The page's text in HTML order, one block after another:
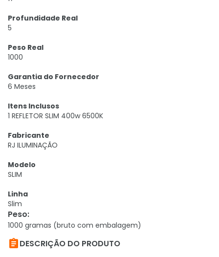
Profundidade Real
5
Peso Real
1000
Garantia do Fornecedor
6 Meses
Itens Inclusos
1 REFLETOR SLIM 400w 6500K
Fabricante
RJ ILUMINAÇÃO
Modelo
SLIM
Linha
Slim
Peso:
1000 gramas (bruto com embalagem)
DESCRIÇÃO DO PRODUTO